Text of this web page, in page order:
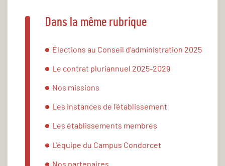
Dans la même rubrique
Élections au Conseil d'administration 2025
Le contrat pluriannuel 2025-2029
Nos missions
Les instances de l'établissement
Les établissements membres
L'équipe du Campus Condorcet
Nos partenaires